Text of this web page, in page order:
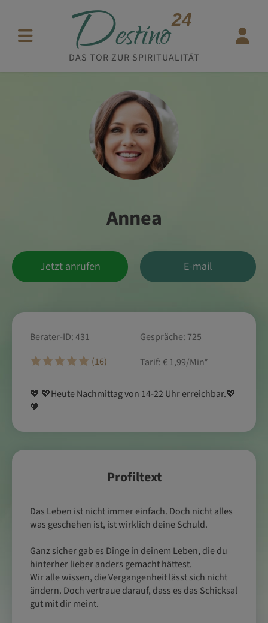
Destino24
DAS TOR ZUR SPIRITUALITÄT
Annea
Jetzt anrufen E-mail
Berater-ID: 431
Gespräche: 725
(16)
Tarif: € 1,99/Min*
💖 💖Heute Nachmittag von 14-22 Uhr erreichbar.💖
💖
Profiltext
Das Leben ist nicht immer einfach. Doch nicht alles
was geschehen ist, ist wirklich deine Schuld.
Ganz sicher gab es Dinge in deinem Leben, die du
hinterher lieber anders gemacht hättest.
Wir alle wissen, die Vergangenheit lässt sich nicht
ändern. Doch vertraue darauf, dass es das Schicksal
gut mit dir meint.